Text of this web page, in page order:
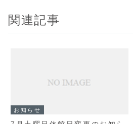
関連記事
お知らせ